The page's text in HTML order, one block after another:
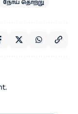
நோய் தொற்று